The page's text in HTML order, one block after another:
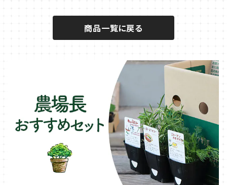
メディカルハーブ
ナスのコンパニオン
キュウリのコンパニオン
イチゴをおいしく育てたい
セージ・ハーブ苗
タイム・ハーブ苗
マロウ・ハーブ苗
ヒソップ・ハーブ苗
オレガノ・ハーブ苗
VegTrug（ベジトラグ）
樹脂製 / プラ製プランター
ファイバー製プランター
ブリキ製プランター
プランター・シェルフ
オーニング
シェード
テーブル・チェア・ベンチ
商品一覧に戻る